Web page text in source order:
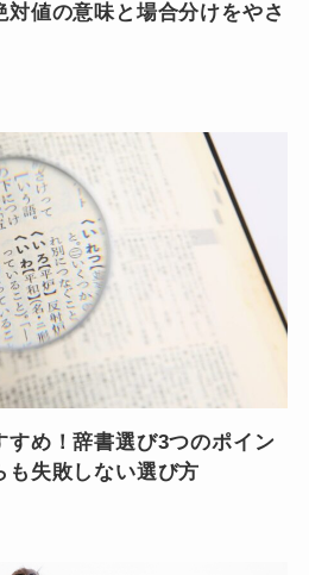
対値の意味と場合分けをやさ
すめ！辞書選び3つのポイン
も失敗しない選び方